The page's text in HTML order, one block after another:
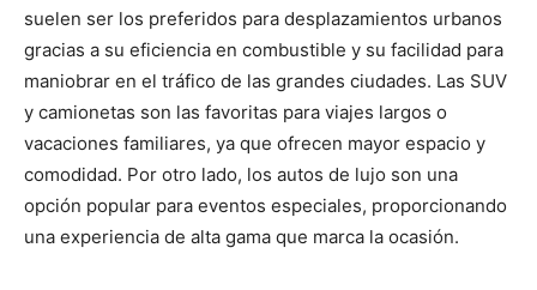
suelen ser los preferidos para desplazamientos urbanos
gracias a su eficiencia en combustible y su facilidad para
maniobrar en el tráfico de las grandes ciudades. Las SUV
y camionetas son las favoritas para viajes largos o
vacaciones familiares, ya que ofrecen mayor espacio y
comodidad. Por otro lado, los autos de lujo son una
opción popular para eventos especiales, proporcionando
una experiencia de alta gama que marca la ocasión.